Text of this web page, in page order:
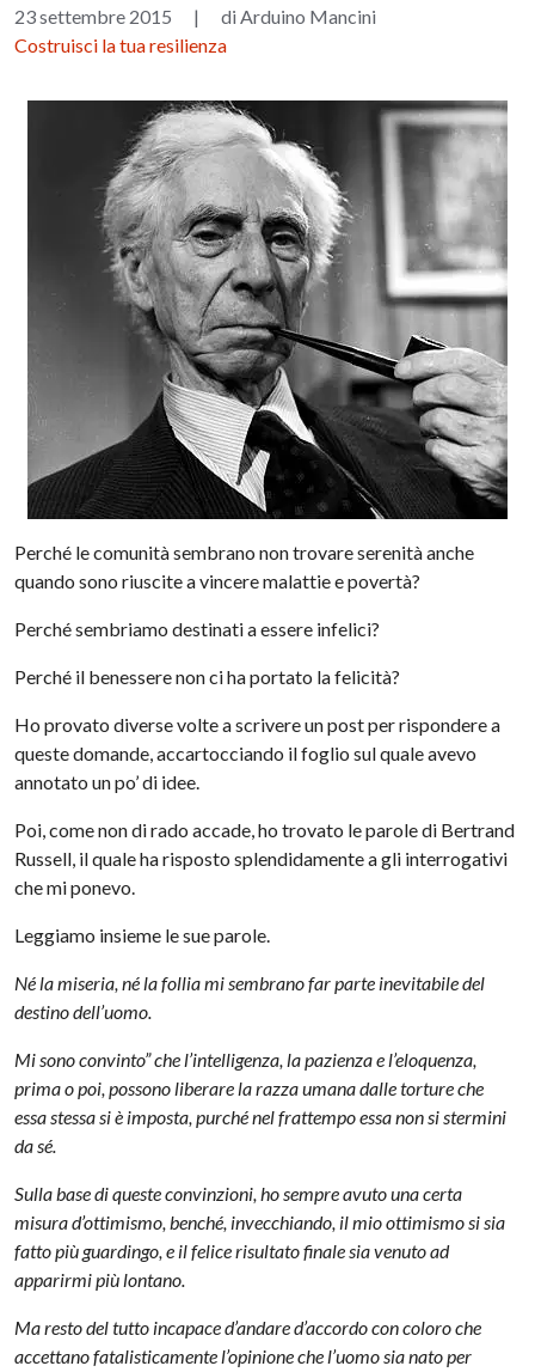
23 settembre 2015 |
di Arduino Mancini
Costruisci la tua resilienza
Perché le comunità sembrano non trovare serenità anche
quando sono riuscite a vincere malattie e povertà?
Perché sembriamo destinati a essere infelici?
Perché il benessere non ci ha portato la felicità?
Ho provato diverse volte a scrivere un post per rispondere a
queste domande, accartocciando il foglio sul quale avevo
annotato un po’ di idee.
Poi, come non di rado accade, ho trovato le parole di Bertrand
Russell, il quale ha risposto splendidamente a gli interrogativi
che mi ponevo.
Leggiamo insieme le sue parole.
Né la miseria, né la follia mi sembrano far parte inevitabile del
destino dell’uomo.
Mi sono convinto” che l’intelligenza, la pazienza e l’eloquenza,
prima o poi, possono liberare la razza umana dalle torture che
essa stessa si è imposta, purché nel frattempo essa non si stermini
da sé.
Sulla base di queste convinzioni, ho sempre avuto una certa
misura d’ottimismo, benché, invecchiando, il mio ottimismo si sia
fatto più guardingo, e il felice risultato finale sia venuto ad
apparirmi più lontano.
Ma resto del tutto incapace d’andare d’accordo con coloro che
accettano fatalisticamente l’opinione che l’uomo sia nato per